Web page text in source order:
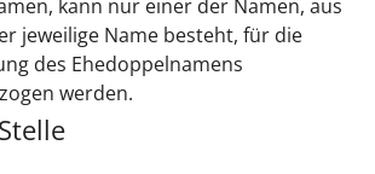
kann nur einer der Namen, aus
jeweilige Name besteht, für die
des Ehedoppelnamens
werden.